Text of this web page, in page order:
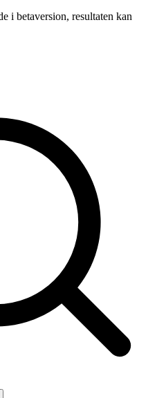
i betaversion, resultaten kan